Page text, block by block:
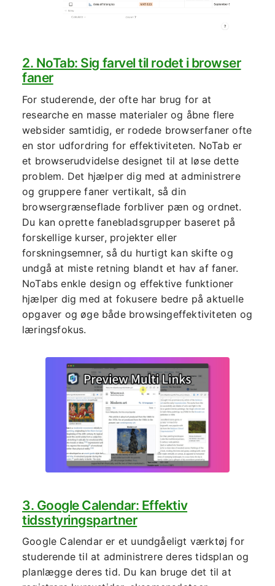
2. NoTab: Sig farvel til rodet i browser
faner
For studerende, der ofte har brug for at
researche en masse materialer og åbne flere
websider samtidig, er rodede browserfaner ofte
en stor udfordring for effektiviteten. NoTab er
et browserudvidelse designet til at løse dette
problem. Det hjælper dig med at administrere
og gruppere faner vertikalt, så din
browsergrænseflade forbliver pæn og ordnet.
Du kan oprette fanebladsgrupper baseret på
forskellige kurser, projekter eller
forskningsemner, så du hurtigt kan skifte og
undgå at miste retning blandt et hav af faner.
NoTabs enkle design og effektive funktioner
hjælper dig med at fokusere bedre på aktuelle
opgaver og øge både browsingeffektiviteten og
læringsfokus.
3. Google Calendar: Effektiv
tidsstyringspartner
Google Calendar er et uundgåeligt værktøj for
studerende til at administrere deres tidsplan og
planlægge deres tid. Du kan bruge det til at